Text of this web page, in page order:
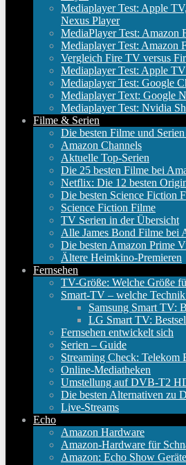
Mediaplayer Test: Apple
Nexus Player
MediaPlayer Test: Amazon
Mediaplayer Test: Amazon
Vergleich Fire TV versus
Mediaplayer Test: Apple TV
Mediaplayer Test: Google
Mediaplayer Text: Google
Mediaplayer Test: Nvidia
Filme & Serien
Die besten Filme und
Amazon Channels
Aktuelle Top-Serien
Die 25 besten Filme bei
Netflix: Die 12 besten
Die besten Science Fiction
Science Fiction Filme
TV Serien in der Übersicht
Alle James Bond Filme bei
Die besten Amazon Prime
Ältere Heimkino-Premieren
Fernsehen
TV-Größe: Welche Größe
Smart-TV – welche
Samsung Smart TV:
LG Smart TV:
Fernsehen entwickelt sich
Serien – Guide
Streaming Check: Telekom
Online-Mediatheken
Umstellung auf DVB-T2
Die besten Alternativen zu
Live-Streams
Echo
Amazon Hardware
Amazon-Hardware für
Amazon: Echo Show